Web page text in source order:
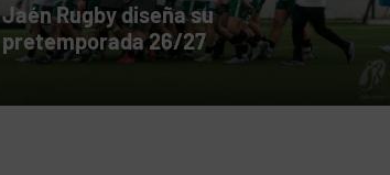
Jaén Rugby diseña su
pretemporada 26/27